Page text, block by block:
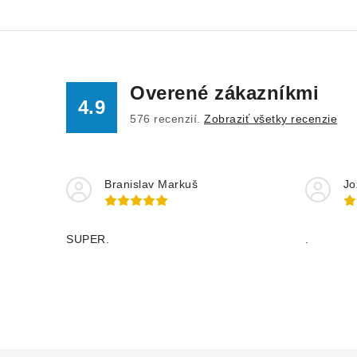
4.9
Overené zákazníkmi
576 recenzií. Zobraziť všetky recenzie
Branislav Markuš
SUPER.